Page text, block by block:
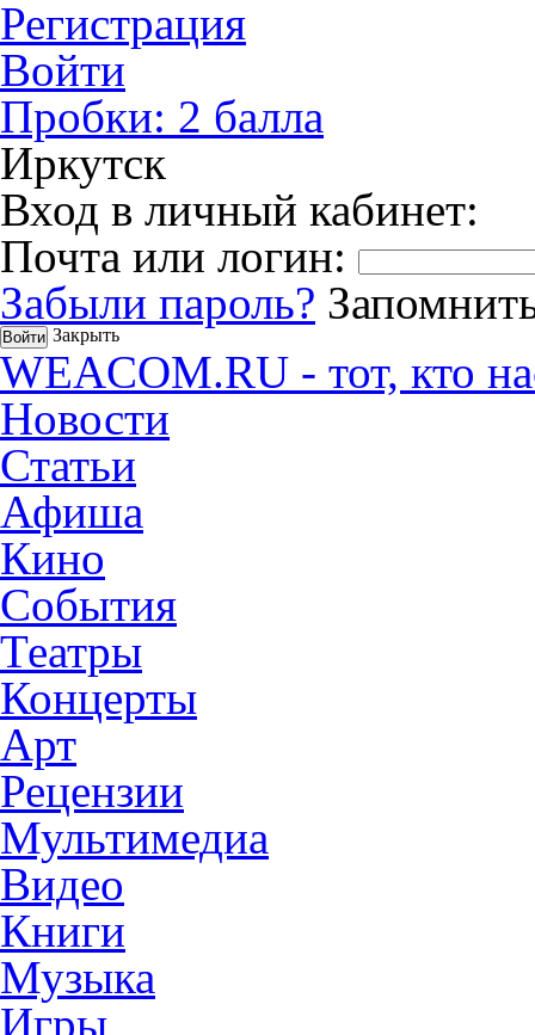
Регистрация
Войти
Пробки: 2 балла
Иркутск
Вход в личный кабинет:
Почта или логин:
Забыли пароль?
Закрыть
WEACOM.RU - тот, кто
Новости
Статьи
Афиша
Кино
События
Театры
Концерты
Арт
Рецензии
Мультимедиа
Видео
Книги
Музыка
Игры